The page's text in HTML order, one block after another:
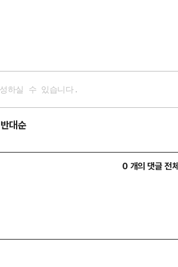
반대순
0 개의 댓글 전